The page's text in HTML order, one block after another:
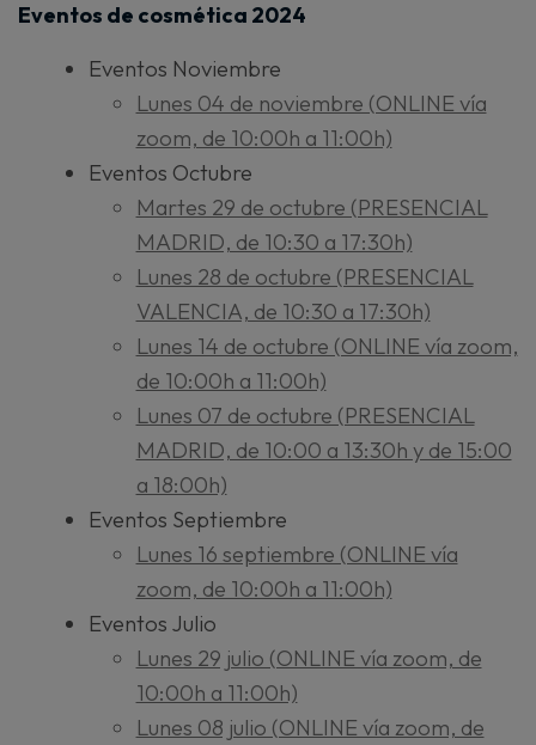
Eventos de cosmética 2024
Eventos Noviembre
Lunes 04 de noviembre (ONLINE vía
zoom, de 10:00h a 11:00h)
Eventos Octubre
Martes 29 de octubre (PRESENCIAL
MADRID, de 10:30 a 17:30h)
Lunes 28 de octubre (PRESENCIAL
VALENCIA, de 10:30 a 17:30h)
Lunes 14 de octubre (ONLINE vía zoom,
de 10:00h a 11:00h)
Lunes 07 de octubre (PRESENCIAL
MADRID, de 10:00 a 13:30h y de 15:00
a 18:00h)
Eventos Septiembre
Lunes 16 septiembre (ONLINE vía
zoom, de 10:00h a 11:00h)
Eventos Julio
Lunes 29 julio (ONLINE vía zoom, de
10:00h a 11:00h)
Lunes 08 julio (ONLINE vía zoom, de